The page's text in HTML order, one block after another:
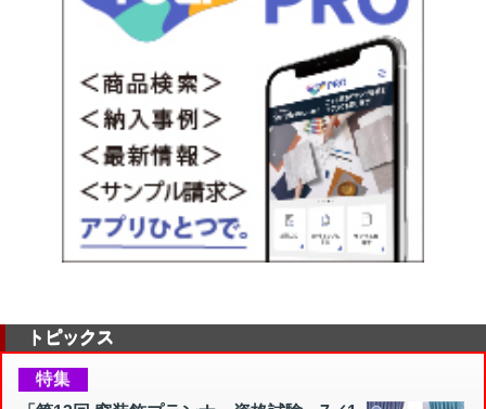
トピックス
特集